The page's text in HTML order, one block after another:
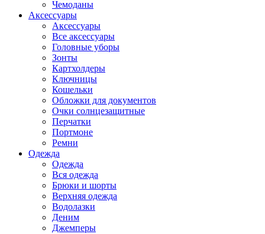
Чемоданы
Аксессуары
Аксессуары
Все аксессуары
Головные уборы
Зонты
Картхолдеры
Ключницы
Кошельки
Обложки для документов
Очки солнцезащитные
Перчатки
Портмоне
Ремни
Одежда
Одежда
Вся одежда
Брюки и шорты
Верхняя одежда
Водолазки
Деним
Джемперы